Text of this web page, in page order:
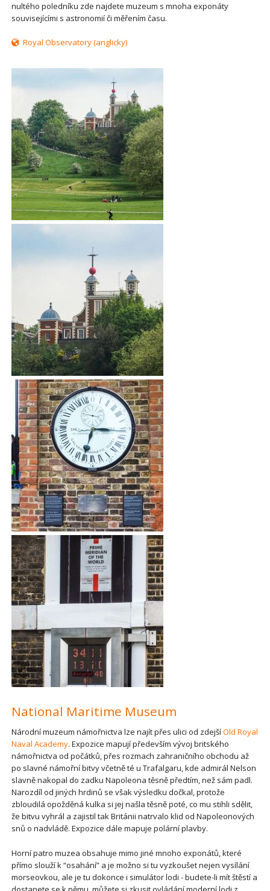
nultého poledníku zde najdete muzeum s mnoha exponáty
souvisejícími s astronomií či měřením času.
Royal Observatory (anglicky)
National Maritime Museum
Národní muzeum námořnictva lze najít přes ulici od zdejšíOld Royal
Naval Academy. Expozice mapují především vývoj britského
námořnictva od počátků, přes rozmach zahraničního obchodu až
po slavné námořní bitvy včetně té u Trafalgaru, kde admirál Nelson
slavně nakopal do zadku Napoleona těsně předtím, než sám padl.
Narozdíl od jiných hrdinů se však výsledku dočkal, protože
zbloudilá opožděná kulka si jej našla těsně poté, co mu stihli sdělit,
že bitvu vyhrál a zajistil tak Británii natrvalo klid od Napoleonových
snů o nadvládě. Expozice dále mapuje polární plavby.
Horní patro muzea obsahuje mimo jiné mnoho exponátů, které
přímo slouží k “osahání” a je možno si tu vyzkoušet nejen vysílání
morseovkou, ale je tu dokonce i simulátor lodi - budete-li mít štěstí a